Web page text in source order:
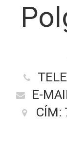
E-
CÍM: